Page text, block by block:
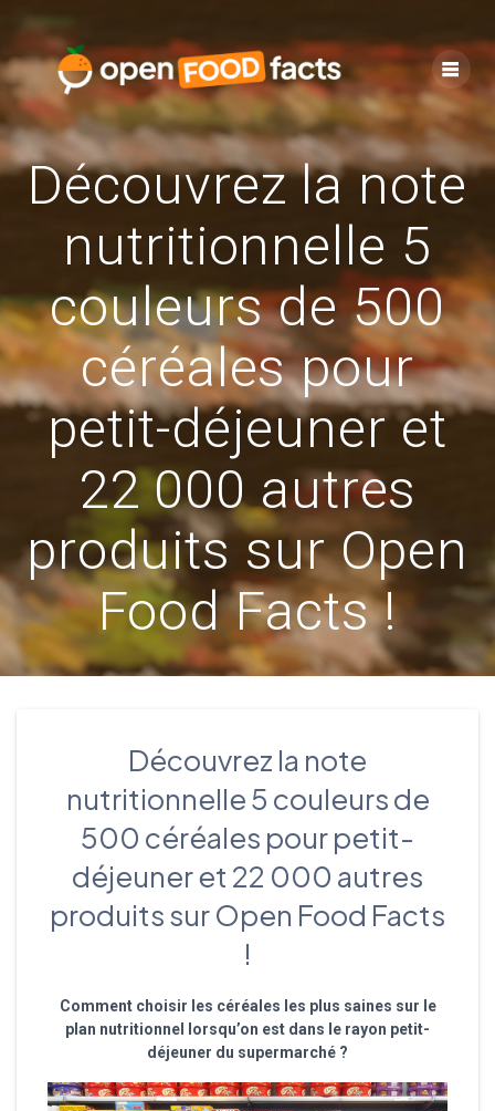
content
Découvrez la note
nutritionnelle 5
couleurs de 500
céréales pour
petit-déjeuner et
22 000 autres
produits sur Open
Food Facts !
Découvrez la note
nutritionnelle 5 couleurs de
500 céréales pour petit-
déjeuner et 22 000 autres
produits sur Open Food Facts
!
Comment choisir les céréales les plus saines sur le
plan nutritionnel lorsqu’on est dans le rayon petit-
déjeuner du supermarché ?